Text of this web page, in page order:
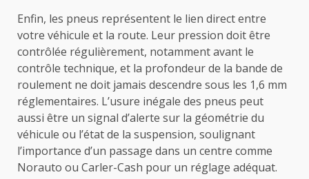
Enfin, les pneus représentent le lien direct entre
votre véhicule et la route. Leur pression doit être
contrôlée régulièrement, notamment avant le
contrôle technique, et la profondeur de la bande de
roulement ne doit jamais descendre sous les 1,6 mm
réglementaires. L’usure inégale des pneus peut
aussi être un signal d’alerte sur la géométrie du
véhicule ou l’état de la suspension, soulignant
l’importance d’un passage dans un centre comme
Norauto ou Carler-Cash pour un réglage adéquat.